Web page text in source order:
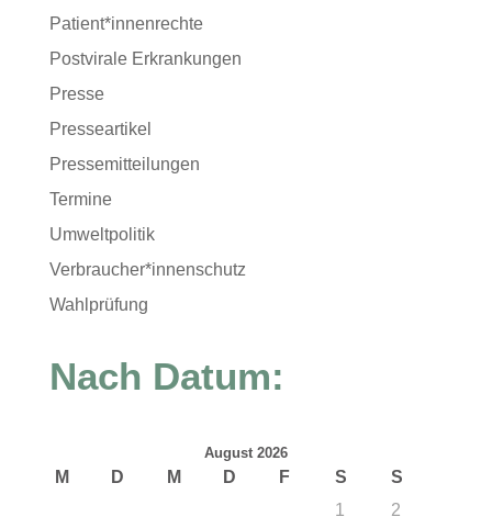
Patient*innenrechte
Postvirale Erkrankungen
Presse
Presseartikel
Pressemitteilungen
Termine
Umweltpolitik
Verbraucher*innenschutz
Wahlprüfung
Nach Datum:
August 2026
M D M D F S
S
1
2